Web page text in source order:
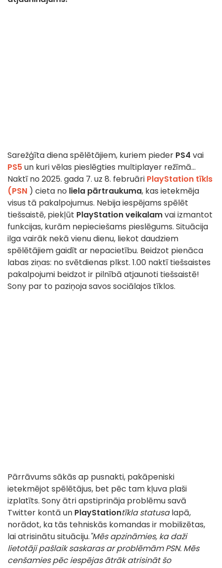
Sarežģīta diena spēlētājiem, kuriem pieder PS4 vai
PS5 un kuri vēlas pieslēgties multiplayer režīmā...
Naktī no 2025. gada 7. uz 8. februāri PlayStation tīkls
(PSN ) cieta no liela pārtraukuma, kas ietekmēja
visus tā pakalpojumus. Nebija iespējams spēlēt
tiešsaistē, piekļūt PlayStation veikalamvai izmantot
funkcijas, kurām nepieciešams pieslēgums. Situācija
ilga vairāk nekā vienu dienu, liekot daudziem
spēlētājiem gaidīt ar nepacietību. Beidzot pienāca
labas ziņas: no svētdienas plkst. 1.00 naktī tiešsaistes
pakalpojumi beidzot ir pilnībā atjaunoti tiešsaistē!
Sony par to paziņoja savos sociālajos tīklos.
Pārrāvums sākās ap pusnakti, pakāpeniski
ietekmējot spēlētājus, bet pēc tam kļuva plaši
izplatīts. Sony ātri apstiprināja problēmu savā
Twitter kontā un PlayStationtīkla statusalapā,
norādot, ka tās tehniskās komandas ir mobilizētas,
lai atrisinātu situāciju."Mēs apzināmies, ka daži
lietotāji pašlaik saskaras ar problēmām PSN. Mēs
cenšamies pēc iespējas ātrāk atrisināt šo